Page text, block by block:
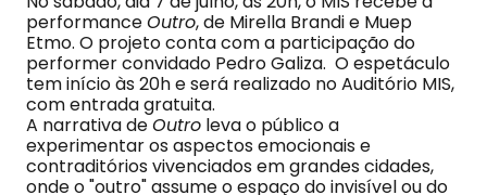
performanceOutro, de Mirella Brandi e Muep
Etmo. O projeto conta com a participação do
performer convidado Pedro Galiza. O espetáculo
tem início às 20h e será realizado no Auditório MIS,
com entrada gratuita.
A narrativa deOutro leva o público a
experimentar os aspectos emocionais e
contraditórios vivenciados em grandes cidades,
onde o "outro" assume o espaço do invisível ou do